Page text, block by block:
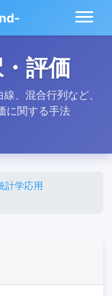
評価
、混合行列など、
に関する手法
計学応用